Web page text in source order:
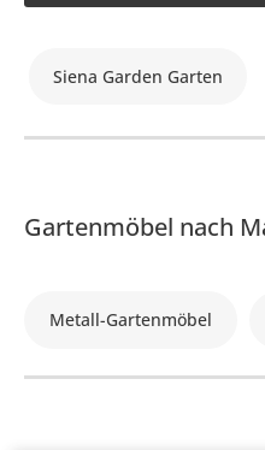
Siena Garden Garten
Gartenmöbel nach
Metall-Gartenmöbel